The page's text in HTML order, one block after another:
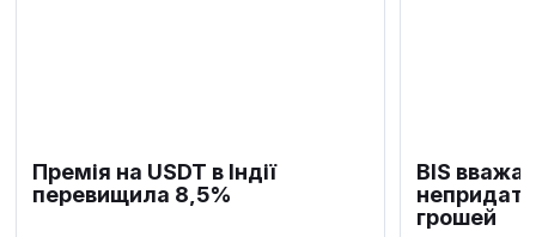
Премія на USDT в Індії
перевищила 8,5%
BIS
грошей